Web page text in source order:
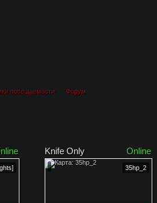
посещаемости Форум
Knife Only Online
35hp_2